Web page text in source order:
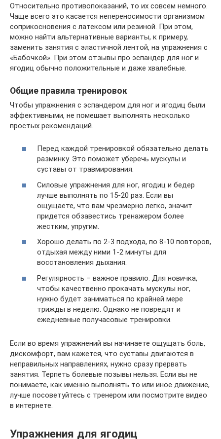
Относительно противопоказаний, то их совсем немного.
Чаще всего это касается непереносимости организмом
соприкосновения с латексом или резиной. При этом,
можно найти альтернативные варианты, к примеру,
заменить занятия с эластичной лентой, на упражнения с
«Бабочкой». При этом отзывы про эспандер для ног и
ягодиц обычно положительные и даже хвалебные.
Общие правила тренировок
Чтобы упражнения с эспандером для ног и ягодиц были
эффективными, не помешает выполнять несколько
простых рекомендаций.
Перед каждой тренировкой обязательно делать
разминку. Это поможет уберечь мускулы и
суставы от травмирования.
Силовые упражнения для ног, ягодиц и бедер
лучше выполнять по 15-20 раз. Если вы
ощущаете, что вам чрезмерно легко, значит
придется обзавестись тренажером более
жестким, упругим.
Хорошо делать по 2-3 подхода, по 8-10 повторов,
отдыхая между ними 1-2 минуты для
восстановления дыхания.
Регулярность – важное правило. Для новичка,
чтобы качественно прокачать мускулы ног,
нужно будет заниматься по крайней мере
трижды в неделю. Однако не повредят и
ежедневные получасовые тренировки.
Если во время упражнений вы начинаете ощущать боль,
дискомфорт, вам кажется, что суставы двигаются в
неправильных направлениях, нужно сразу прервать
занятия. Терпеть болевые позывы нельзя. Если вы не
понимаете, как именно выполнять то или иное движение,
лучше посоветуйтесь с тренером или посмотрите видео
в интернете.
Упражнения для ягодиц